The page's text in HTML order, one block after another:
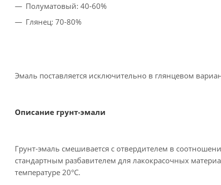
Полуматовый: 40-60%
Глянец: 70-80%
Эмаль поставляется исключительно в глянцевом
Описание грунт-эмали
Грунт-эмаль смешивается с отвердителем в
стандартным разбавителем для лакокрасочных
температуре 20°C.